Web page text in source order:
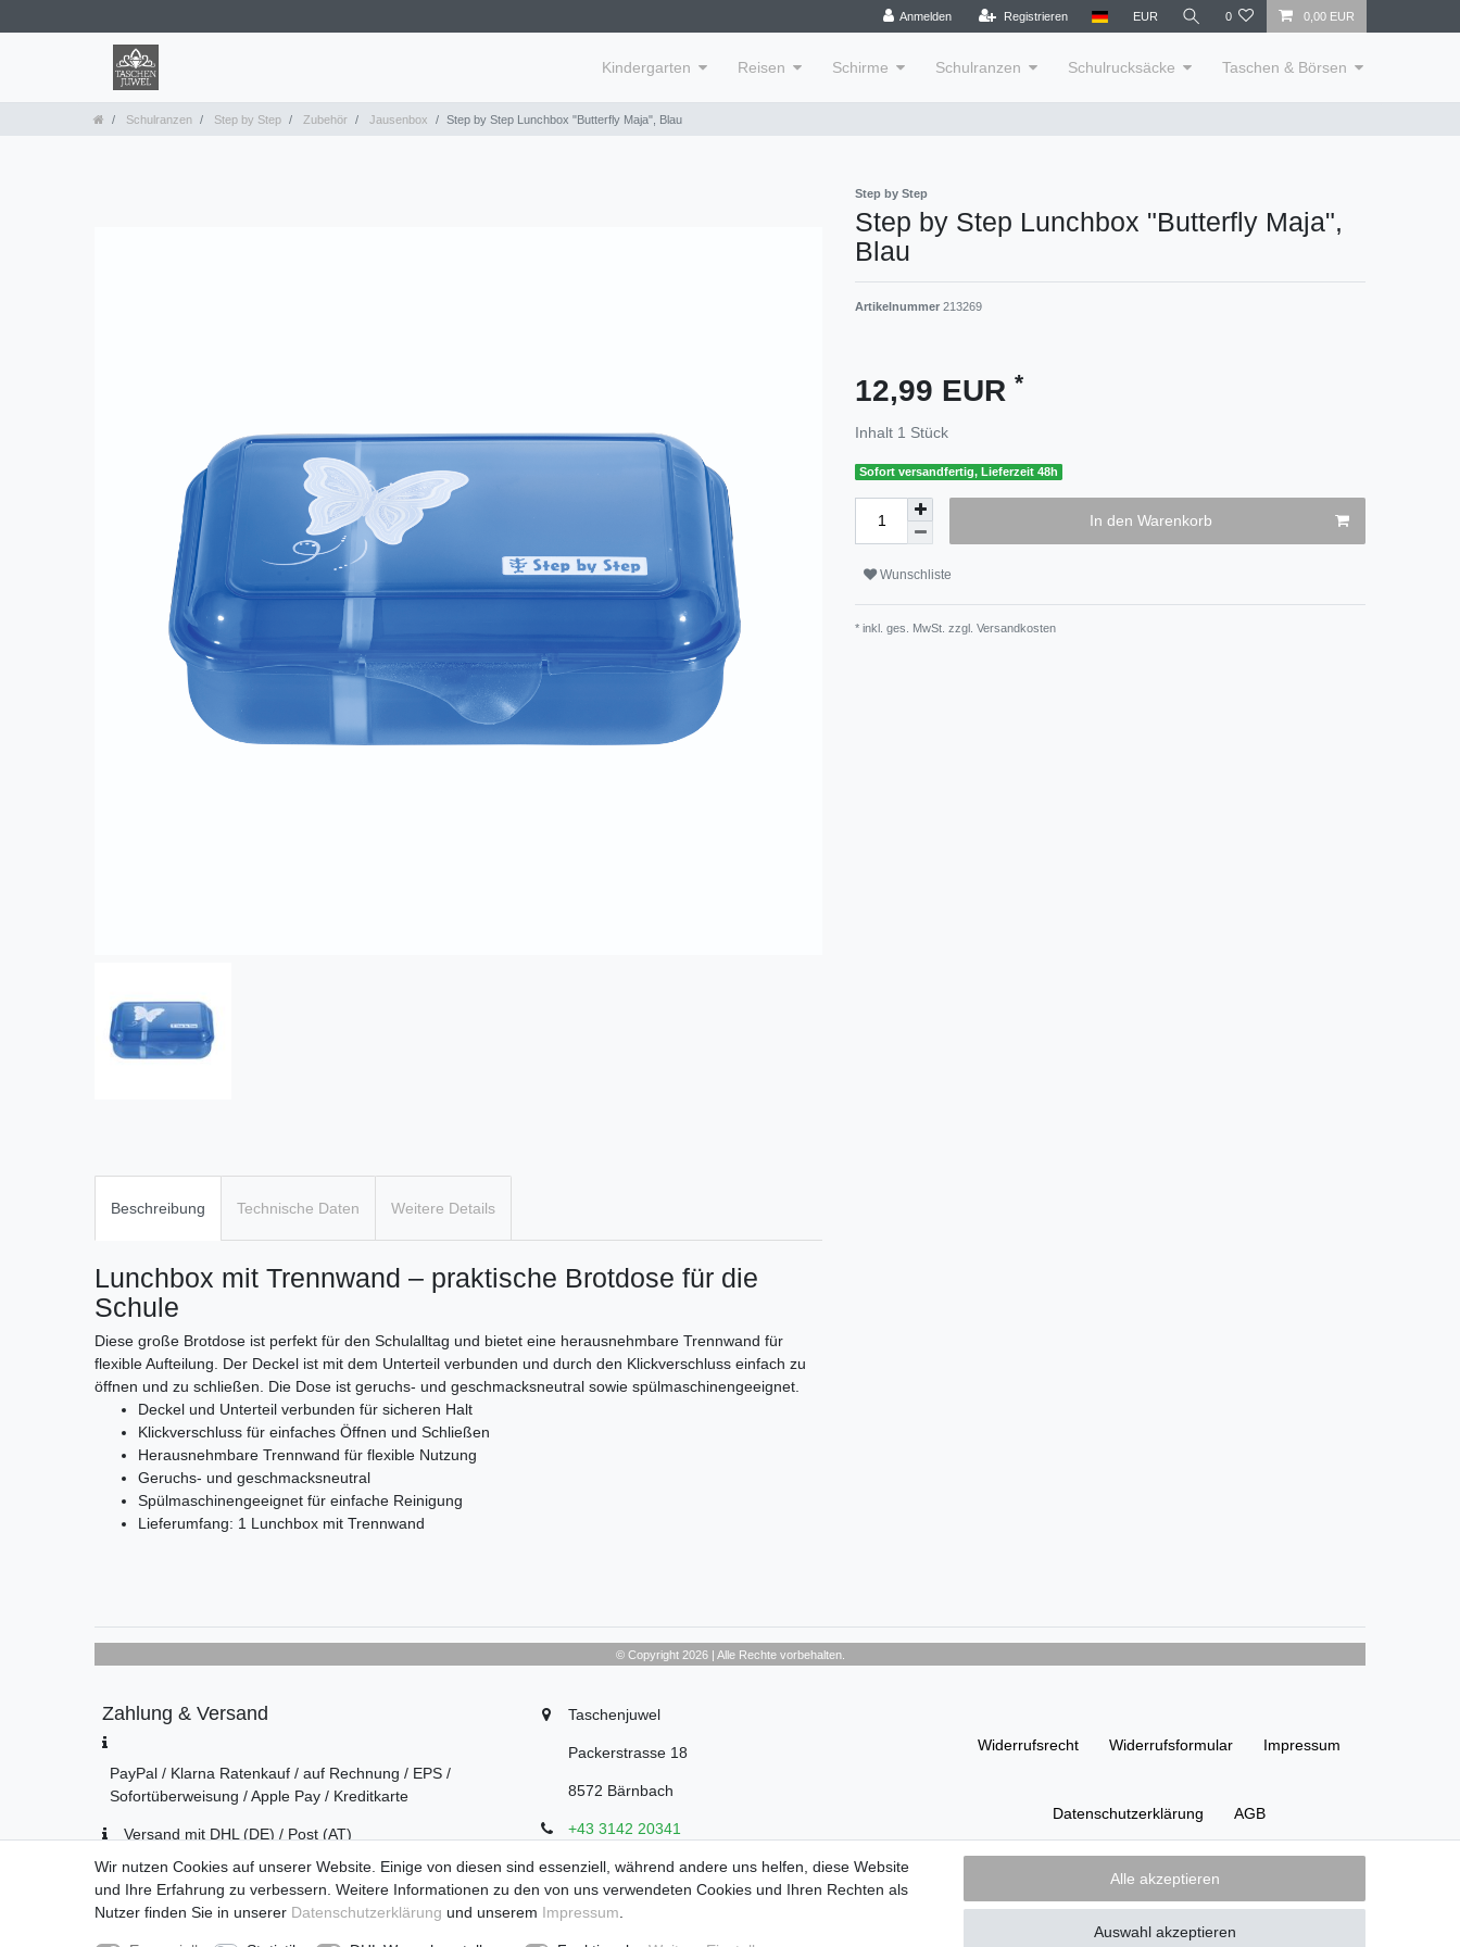
Anmelden Registrieren EUR 0 0,00 EUR
Kindergarten Reisen Schirme Schulranzen Schulrucksäcke Taschen & Börsen
Schulranzen Step by Step Zubehör Jausenbox Step by Step Lunchbox "Butterfly Maja", Blau
Step by Step
Step by Step Lunchbox "Butterfly Maja",
Blau
Artikelnummer 213269
12,99 EUR *
Inhalt 1 Stück
Sofort versandfertig, Lieferzeit 48h
In den Warenkorb
Wunschliste
* inkl. ges. MwSt. zzgl. Versandkosten
Beschreibung Technische Daten Weitere Details
Lunchbox mit Trennwand – praktische Brotdose für die
Schule
Diese große Brotdose ist perfekt für den Schulalltag und bietet eine herausnehmbare Trennwand für
flexible Aufteilung. Der Deckel ist mit dem Unterteil verbunden und durch den Klickverschluss einfach zu
öffnen und zu schließen. Die Dose ist geruchs- und geschmacksneutral sowie spülmaschinengeeignet.
Deckel und Unterteil verbunden für sicheren Halt
Klickverschluss für einfaches Öffnen und Schließen
Herausnehmbare Trennwand für flexible Nutzung
Geruchs- und geschmacksneutral
Spülmaschinengeeignet für einfache Reinigung
Lieferumfang: 1 Lunchbox mit Trennwand
© Copyright 2026 | Alle Rechte vorbehalten.
Zahlung & Versand
PayPal / Klarna Ratenkauf / auf Rechnung / EPS /
Sofortüberweisung / Apple Pay / Kreditkarte
Versand mit DHL (DE) / Post (AT)
Kontakt
Taschenjuwel
Packerstrasse 18
8572 Bärnbach
+43 3142 20341
Montag - Freitag: 08:30 - 18:00
Samstag: 8:30 - 17 Uhr
Widerrufs­recht Widerrufs­formular Impressum
Daten­schutz­erklärung AGB
Zahlung und Versand
Wir nutzen Cookies auf unserer Website. Einige von diesen sind essenziell, während andere uns helfen, diese Website
und Ihre Erfahrung zu verbessern. Weitere Informationen zu den von uns verwendeten Cookies und Ihren Rechten als
Nutzer finden Sie in unserer Daten­schutz­erklärung und unserem Impressum
Alle akzeptieren
Auswahl akzeptieren